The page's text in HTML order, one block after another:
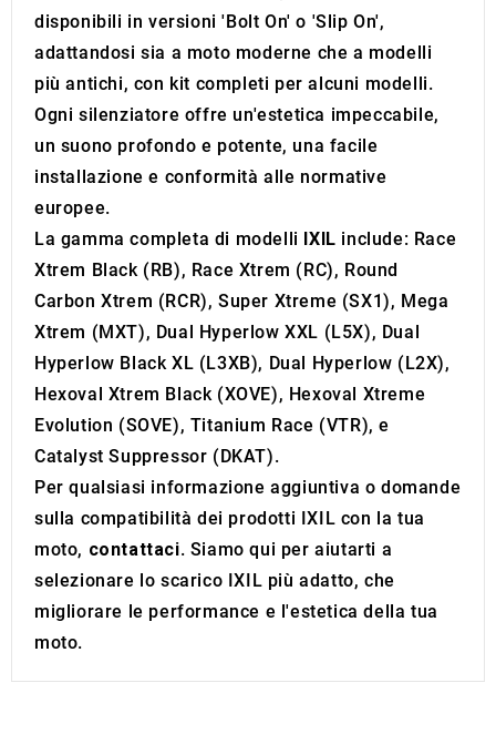
disponibili in versioni 'Bolt On' o 'Slip On',
adattandosi sia a moto moderne che a modelli
più antichi, con kit completi per alcuni modelli.
Ogni silenziatore offre un'estetica impeccabile,
un suono profondo e potente, una facile
installazione e conformità alle normative
europee.
La gamma completa di modelli IXIL include: Race
Xtrem Black (RB), Race Xtrem (RC), Round
Carbon Xtrem (RCR), Super Xtreme (SX1), Mega
Xtrem (MXT), Dual Hyperlow XXL (L5X), Dual
Hyperlow Black XL (L3XB), Dual Hyperlow (L2X),
Hexoval Xtrem Black (XOVE), Hexoval Xtreme
Evolution (SOVE), Titanium Race (VTR), e
Catalyst Suppressor (DKAT).
Per qualsiasi informazione aggiuntiva o domande
sulla compatibilità dei prodotti IXIL con la tua
moto, contattaci. Siamo qui per aiutarti a
selezionare lo scarico IXIL più adatto, che
migliorare le performance e l'estetica della tua
moto.